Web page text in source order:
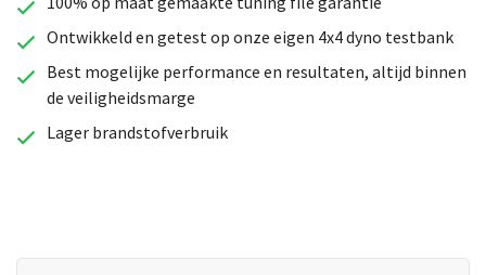
Ontwikkeld en getest op onze eigen 4x4 dyno testbank
Best mogelijke performance en resultaten, altijd binnen
de veiligheidsmarge
Lager brandstofverbruik